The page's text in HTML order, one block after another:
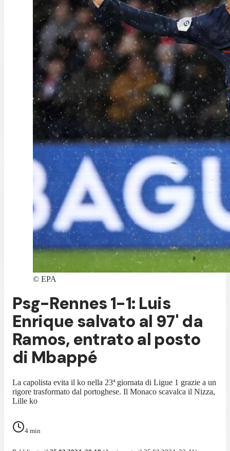
© EPA
Psg-Rennes 1-1: Luis
Enrique salvato al 97' da
Ramos, entrato al posto
di Mbappé
La capolista evita il ko nella 23ª giornata di Ligue 1 grazie a un
rigore trasformato dal portoghese. Il Monaco scavalca il Nizza,
Lille ko
4 min